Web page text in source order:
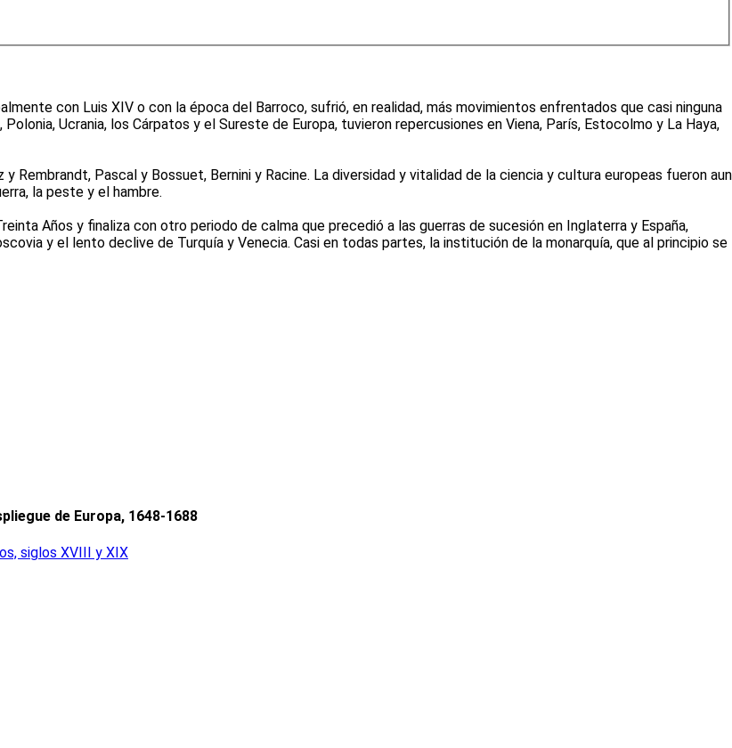
con Luis XIV o con la época del Barroco, sufrió, en realidad, más movimientos enfrentados que casi ninguna
Ucrania, los Cárpatos y el Sureste de Europa, tuvieron repercusiones en Viena, París, Estocolmo y La Haya,
Rembrandt, Pascal y Bossuet, Bernini y Racine. La diversidad y vitalidad de la ciencia y cultura europeas fueron aun
la peste y el hambre.
Años y finaliza con otro periodo de calma que precedió a las guerras de sucesión en Inglaterra y España,
y el lento declive de Turquía y Venecia. Casi en todas partes, la institución de la monarquía, que al principio se
de Europa, 1648-1688
siglos XVIII y XIX